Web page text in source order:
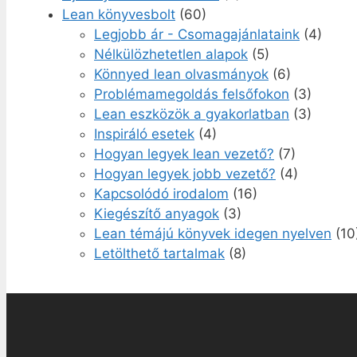
Lean könyvesbolt (60)
Legjobb ár - Csomagajánlataink (4)
Nélkülözhetetlen alapok (5)
Könnyed lean olvasmányok (6)
Problémamegoldás felsőfokon (3)
Lean eszközök a gyakorlatban (3)
Inspiráló esetek (4)
Hogyan legyek lean vezető? (7)
Hogyan legyek jobb vezető? (4)
Kapcsolódó irodalom (16)
Kiegészítő anyagok (3)
Lean témájú könyvek idegen nyelven
Letölthető tartalmak (8)